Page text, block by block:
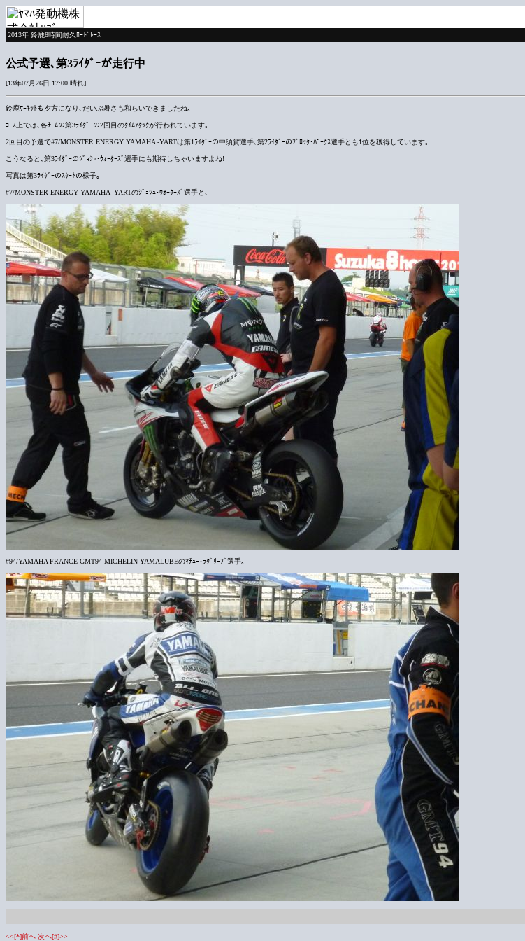
2013年 鈴鹿8時間耐久ﾛｰﾄﾞﾚｰｽ
公式予選､第3ﾗｲﾀﾞｰが走行中
[13年07月26日 17:00 晴れ]
鈴鹿ｻｰｷｯﾄも夕方になり､だいぶ暑さも和らいできましたね｡
ｺｰｽ上では､各ﾁｰﾑの第3ﾗｲﾀﾞｰの2回目のﾀｲﾑｱﾀｯｸが行われています｡
2回目の予選で#7/MONSTER ENERGY YAMAHA -YARTは第1ﾗｲﾀﾞｰの中須賀選手､第2ﾗｲﾀﾞｰのﾌﾞﾛｯｸ･ﾊﾟｰｸｽ選手とも1位を獲得しています｡
こうなると､第3ﾗｲﾀﾞｰのｼﾞｮｼｭ･ｳｫｰﾀｰｽﾞ選手にも期待しちゃいますよね!
写真は第3ﾗｲﾀﾞｰのｽﾀｰﾄの様子｡
#7/MONSTER ENERGY YAMAHA -YARTのｼﾞｮｼｭ･ｳｫｰﾀｰｽﾞ選手と､
#94/YAMAHA FRANCE GMT94 MICHELIN YAMALUBEのﾏﾁｭｰ･ﾗｸﾞﾘｰﾌﾞ選手｡
<<[*]前へ 次へ[#]>>